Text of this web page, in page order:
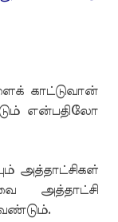
காட்டுவான்
என்பதிலோ
அத்தாட்சிகள்
அத்தாட்சி